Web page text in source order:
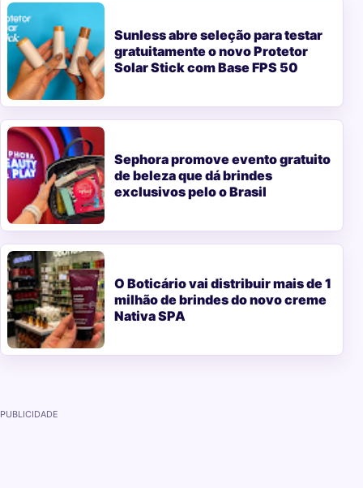
Sunless abre seleção para testar
gratuitamente o novo Protetor
Solar Stick com Base FPS 50
Sephora promove evento gratuito
de beleza que dá brindes
exclusivos pelo o Brasil
O Boticário vai distribuir mais de 1
milhão de brindes do novo creme
Nativa SPA
PUBLICIDADE